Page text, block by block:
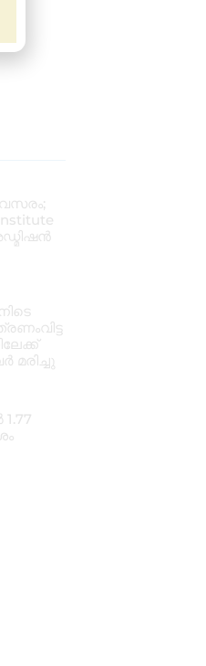
മരിച്ചു